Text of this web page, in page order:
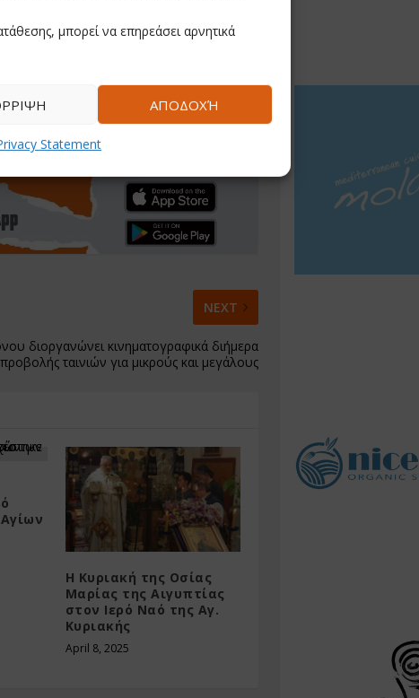
μπορεί να επηρεάσει αρνητικά
ΑΠΟΔΟΧΉ
Statement
NEXT
διοργανώνει κινηματογραφικά διήμερα
προβολής ταινιών για μικρούς και μεγάλους
Η Κυριακή της Οσίας
Μαρίας της Αιγυπτίας
στον Ιερό Ναό της Αγ.
Κυριακής
April 8, 2025